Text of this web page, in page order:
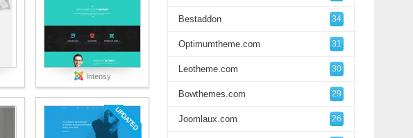
Intensy
Bestaddon 34
Optimumtheme.com 31
Leotheme.com 30
Bowthemes.com 29
Joomlaux.com 26